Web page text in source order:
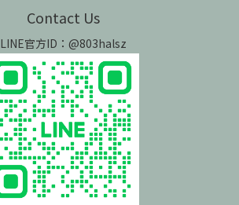
Contact Us
LINE官方ID：@803halsz